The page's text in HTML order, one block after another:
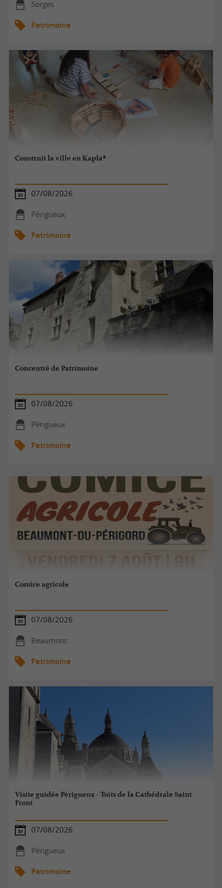
Sorges
Patrimoine
Construit la ville en Kapla®
07/08/2026
Périgueux
Patrimoine
Concentré de Patrimoine
07/08/2026
Périgueux
Patrimoine
Comice agricole
07/08/2026
Beaumont
Patrimoine
Visite guidée Périgueux - Toits de la Cathédrale Saint
Front
07/08/2026
Périgueux
Patrimoine